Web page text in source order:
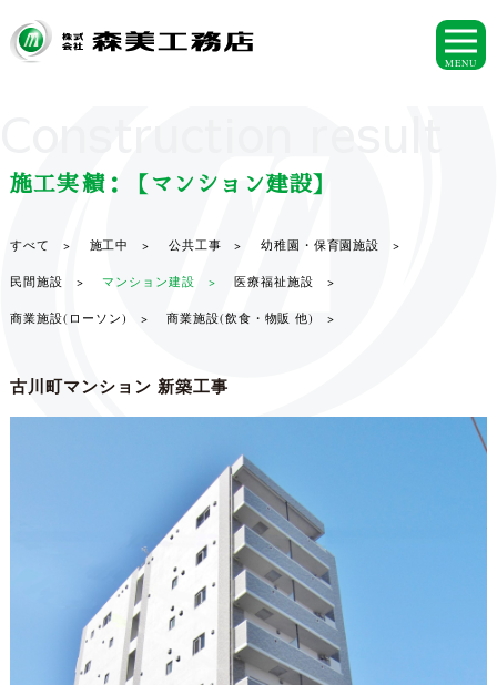
MENU
施工実績：【マンション建設】
すべて > 施工中 > 公共工事 > 幼稚園・保育園施設 >
民間施設 > マンション建設 > 医療福祉施設 >
商業施設(ローソン) > 商業施設(飲食・物販 他) >
古川町マンション 新築工事